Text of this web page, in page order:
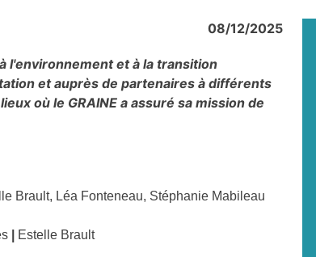
08/12/2025
l'environnement et à la transition
et auprès de partenaires à différents
où le GRAINE a assuré sa mission de
Brault, Léa Fonteneau, Stéphanie Mabileau
Estelle Brault